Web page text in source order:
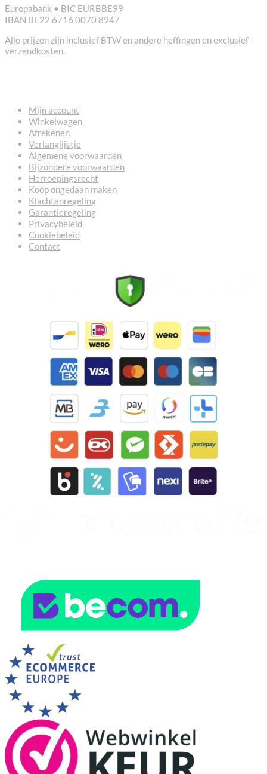
Europabank • BIC EURBBE99
IBAN BE22 6716 0070 8947
Alle prijzen zijn inclusief BTW en andere heffingen en exclusief
verzendkosten.
Mijn account
Winkelwagen
Afrekenen
Verlanglijstje
Algemene voorwaarden
Bijzondere voorwaarden
Herroepingsrecht
Koop ongedaan maken
Klachtenregeling
Garantieregeling
Privacybeleid
Cookiebeleid
Contact